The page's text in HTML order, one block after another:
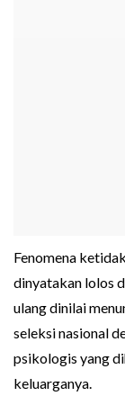
Fenomena
dinyatakan lolos
ulang dinilai
seleksi nasional
psikologis yang
keluarganya.